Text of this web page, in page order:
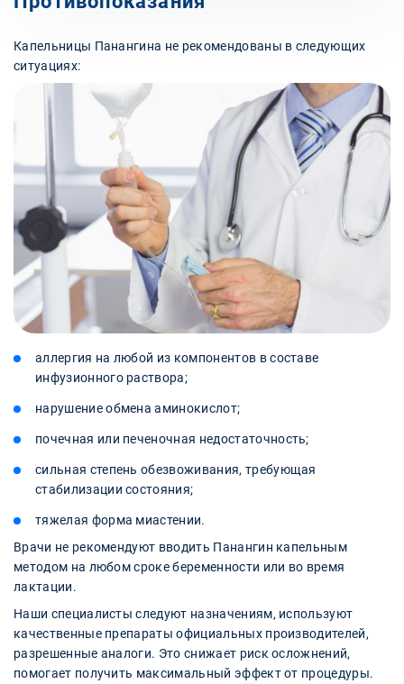
Капельницы Панангина не рекомендованы в следующих
ситуациях:
аллергия на любой из компонентов в составе
инфузионного раствора;
нарушение обмена аминокислот;
почечная или печеночная недостаточность;
сильная степень обезвоживания, требующая
стабилизации состояния;
тяжелая форма миастении.
Врачи не рекомендуют вводить Панангин капельным
методом на любом сроке беременности или во время
лактации.
Наши специалисты следуют назначениям, используют
качественные препараты официальных производителей,
разрешенные аналоги. Это снижает риск осложнений,
помогает получить максимальный эффект от процедуры.